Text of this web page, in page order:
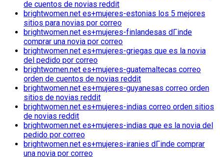
de cuentos de novias reddit
brightwomen.net es+mujeres-estonias los 5 mejores
sitios para novias por correo
brightwomen.net es+mujeres-finlandesas dГіnde
comprar una novia por correo
brightwomen.net es+mujeres-griegas que es la novia
del pedido por correo
brightwomen.net es+mujeres-guatemaltecas correo
orden de cuentos de novias reddit
brightwomen.net es+mujeres-guyanesas correo orden
sitios de novias reddit
brightwomen.net es+mujeres-indias correo orden sitios
de novias reddit
brightwomen.net es+mujeres-indias que es la novia del
pedido por correo
brightwomen.net es+mujeres-iranies dГіnde comprar
una novia por correo